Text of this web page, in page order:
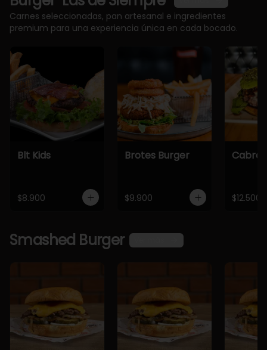
Carnes seleccionadas, pan artesanal e ingredientes
premium para una experiencia única en cada bocado.
Blt Kids
$8.900
Brotes Burger
$9.900
Cabra
$12.500
Smashed Burger